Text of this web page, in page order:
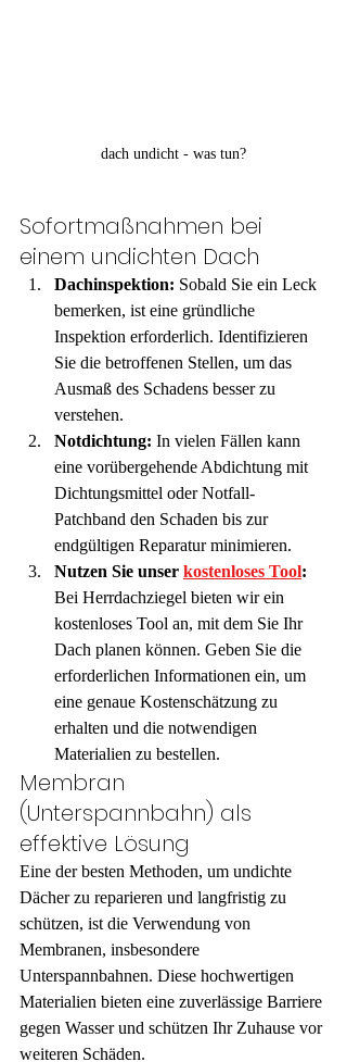
dach undicht - was tun?
Sofortmaßnahmen bei
einem undichten Dach
Dachinspektion: Sobald Sie ein Leck
bemerken, ist eine gründliche
Inspektion erforderlich. Identifizieren
Sie die betroffenen Stellen, um das
Ausmaß des Schadens besser zu
verstehen.
Notdichtung: In vielen Fällen kann
eine vorübergehende Abdichtung mit
Dichtungsmittel oder Notfall-
Patchband den Schaden bis zur
endgültigen Reparatur minimieren.
Nutzen Sie unser kostenloses Tool:
Bei Herrdachziegel bieten wir ein
kostenloses Tool an, mit dem Sie Ihr
Dach planen können. Geben Sie die
erforderlichen Informationen ein, um
eine genaue Kostenschätzung zu
erhalten und die notwendigen
Materialien zu bestellen.
Membran
(Unterspannbahn) als
effektive Lösung
Eine der besten Methoden, um undichte
Dächer zu reparieren und langfristig zu
schützen, ist die Verwendung von
Membranen, insbesondere
Unterspannbahnen. Diese hochwertigen
Materialien bieten eine zuverlässige Barriere
gegen Wasser und schützen Ihr Zuhause vor
weiteren Schäden.